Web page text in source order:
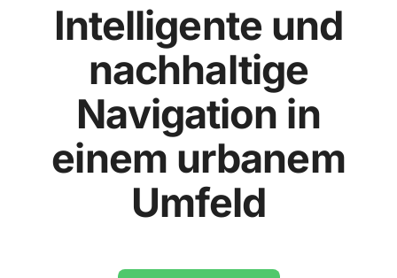
Intelligente und
nachhaltige
Navigation in
einem urbanem
Umfeld